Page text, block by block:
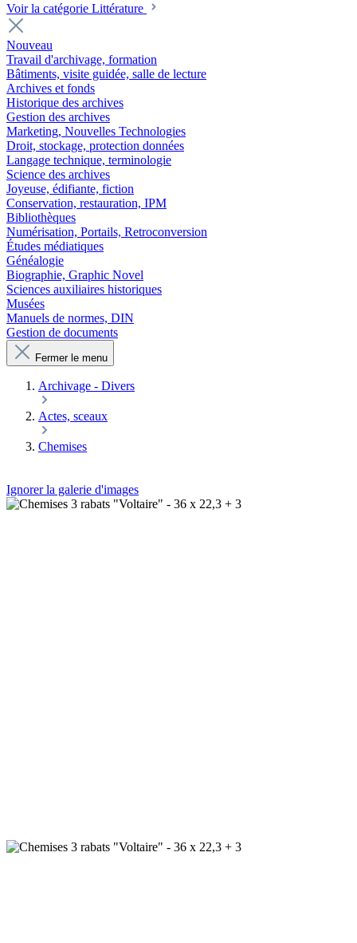
Voir la catégorie Littérature
Nouveau
Travail d'archivage, formation
Bâtiments, visite guidée, salle de lecture
Archives et fonds
Historique des archives
Gestion des archives
Marketing, Nouvelles Technologies
Droit, stockage, protection données
Langage technique, terminologie
Science des archives
Joyeuse, édifiante, fiction
Conservation, restauration, IPM
Bibliothèques
Numérisation, Portails, Retroconversion
Études médiatiques
Généalogie
Biographie, Graphic Novel
Sciences auxiliaires historiques
Musées
Manuels de normes, DIN
Gestion de documents
Fermer le menu
Archivage - Divers
Actes, sceaux
Chemises
Ignorer la galerie d'images